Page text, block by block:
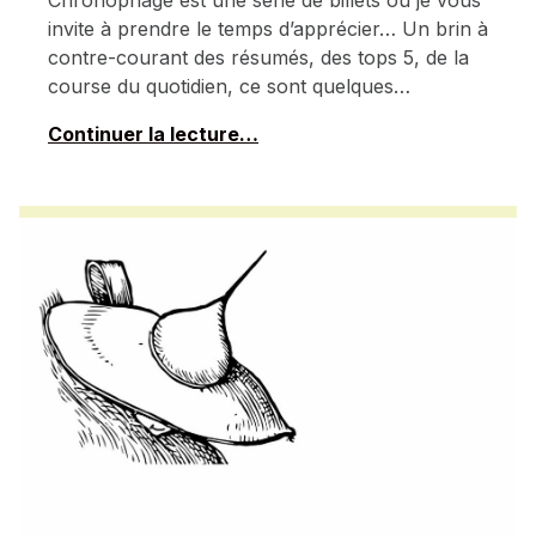
invite à prendre le temps d’apprécier… Un brin à
contre-courant des résumés, des tops 5, de la
course du quotidien, ce sont quelques…
Continuer la lecture…